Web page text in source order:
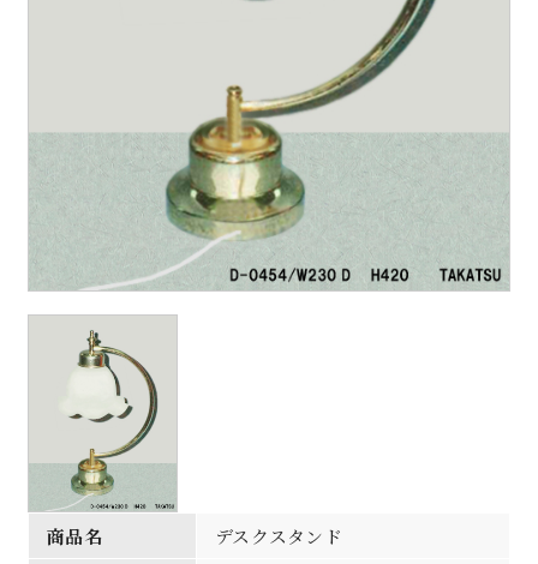
商品名
デスクスタンド